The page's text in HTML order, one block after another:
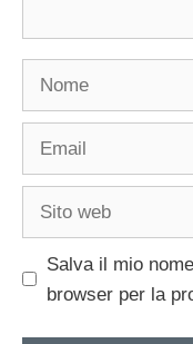
Salva il mio
browser per la